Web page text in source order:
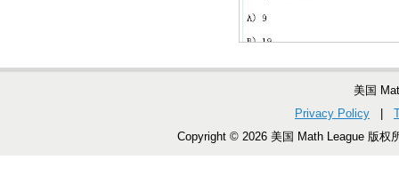
美国
Privacy Policy
Copyright © 2026 美国 Math League 版